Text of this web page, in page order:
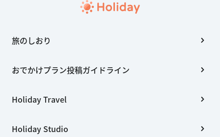
旅のしおり
おでかけプラン投稿ガイドライン
Holiday Travel
Holiday Studio